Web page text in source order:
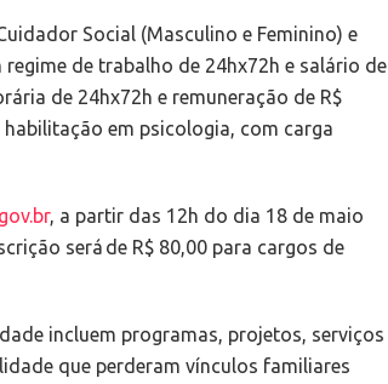
Social (Masculino e Feminino) e
de trabalho de 24hx72h e salário de
de 24hx72h e remuneração de R$
em psicologia, com carga
, a partir das 12h do dia 18 de maio
será de R$ 80,00 para cargos de
incluem programas, projetos, serviços
que perderam vínculos familiares